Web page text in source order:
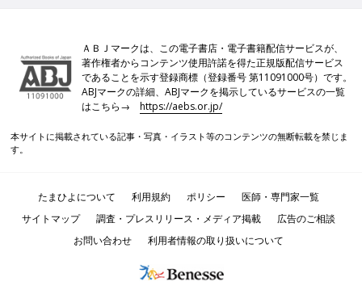
ＡＢＪマークは、この電子書店・電子書籍配信サービスが、
著作権者からコンテンツ使用許諾を得た正規版配信サービス
であることを示す登録商標（登録番号 第11091000号）です。
ABJマークの詳細、ABJマークを掲示しているサービスの一覧
はこちら→https://aebs.or.jp/
本サイトに掲載されている記事・写真・イラスト等のコンテンツの無断転載を禁じま
す。
たまひよについて 利用規約 ポリシー
医師・専門家一覧
サイトマップ
調査・プレスリリース・メディア掲載
広告のご相談
お問い合わせ
利用者情報の取り扱いについて